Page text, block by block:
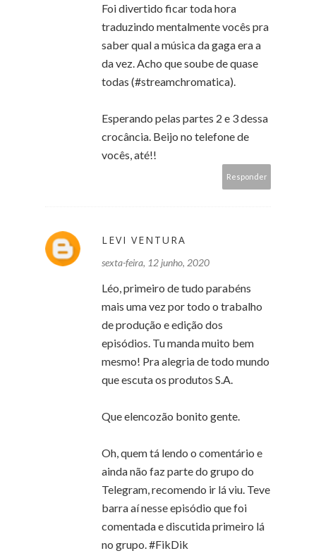
Foi divertido ficar toda hora
traduzindo mentalmente vocês pra
saber qual a música da gaga era a
da vez. Acho que soube de quase
todas (#streamchromatica).
Esperando pelas partes 2 e 3 dessa
crocância. Beijo no telefone de
vocês, até!!
Responder
LEVI VENTURA
sexta-feira, 12 junho, 2020
Léo, primeiro de tudo parabéns
mais uma vez por todo o trabalho
de produção e edição dos
episódios. Tu manda muito bem
mesmo! Pra alegria de todo mundo
que escuta os produtos S.A.
Que elencozão bonito gente.
Oh, quem tá lendo o comentário e
ainda não faz parte do grupo do
Telegram, recomendo ir lá viu. Teve
barra aí nesse episódio que foi
comentada e discutida primeiro lá
no grupo. #FikDik